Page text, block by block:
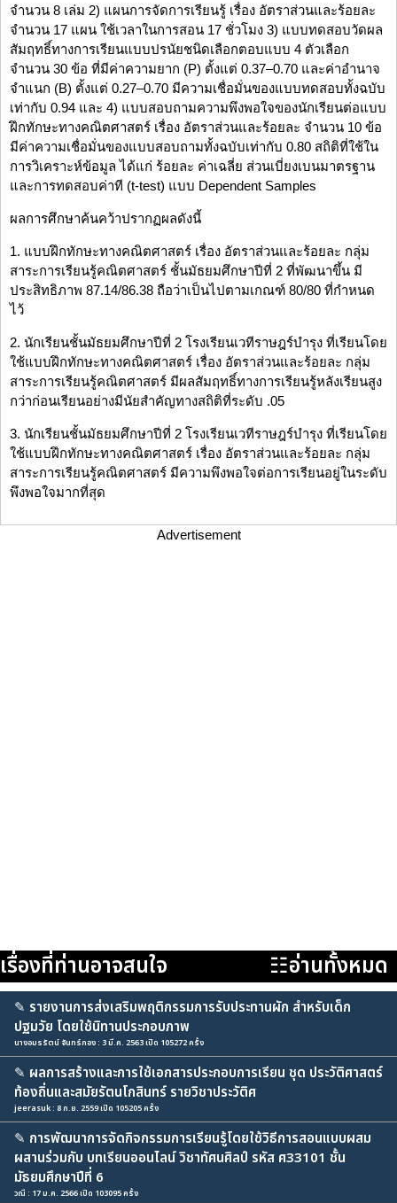
จำนวน 8 เล่ม 2) แผนการจัดการเรียนรู้ เรื่อง อัตราส่วนและร้อยละ
จำนวน 17 แผน ใช้เวลาในการสอน 17 ชั่วโมง 3) แบบทดสอบวัดผล
สัมฤทธิ์ทางการเรียนแบบปรนัยชนิดเลือกตอบแบบ 4 ตัวเลือก
จำนวน 30 ข้อ ที่มีค่าความยาก (P) ตั้งแต่ 0.37–0.70 และค่าอำนาจ
จำแนก (B) ตั้งแต่ 0.27–0.70 มีความเชื่อมั่นของแบบทดสอบทั้งฉบับ
เท่ากับ 0.94 และ 4) แบบสอบถามความพึงพอใจของนักเรียนต่อแบบ
ฝึกทักษะทางคณิตศาสตร์ เรื่อง อัตราส่วนและร้อยละ จำนวน 10 ข้อ
มีค่าความเชื่อมั่นของแบบสอบถามทั้งฉบับเท่ากับ 0.80 สถิติที่ใช้ใน
การวิเคราะห์ข้อมูล ได้แก่ ร้อยละ ค่าเฉลี่ย ส่วนเบี่ยงเบนมาตรฐาน
และการทดสอบค่าที (t-test) แบบ Dependent Samples
ผลการศึกษาค้นคว้าปรากฏผลดังนี้
1. แบบฝึกทักษะทางคณิตศาสตร์ เรื่อง อัตราส่วนและร้อยละ กลุ่ม
สาระการเรียนรู้คณิตศาสตร์ ชั้นมัธยมศึกษาปีที่ 2 ที่พัฒนาขึ้น มี
ประสิทธิภาพ 87.14/86.38 ถือว่าเป็นไปตามเกณฑ์ 80/80 ที่กำหนด
ไว้
2. นักเรียนชั้นมัธยมศึกษาปีที่ 2 โรงเรียนเวทีราษฎร์บำรุง ที่เรียนโดย
ใช้แบบฝึกทักษะทางคณิตศาสตร์ เรื่อง อัตราส่วนและร้อยละ กลุ่ม
สาระการเรียนรู้คณิตศาสตร์ มีผลสัมฤทธิ์ทางการเรียนรู้หลังเรียนสูง
กว่าก่อนเรียนอย่างมีนัยสำคัญทางสถิติที่ระดับ .05
3. นักเรียนชั้นมัธยมศึกษาปีที่ 2 โรงเรียนเวทีราษฎร์บำรุง ที่เรียนโดย
ใช้แบบฝึกทักษะทางคณิตศาสตร์ เรื่อง อัตราส่วนและร้อยละ กลุ่ม
สาระการเรียนรู้คณิตศาสตร์ มีความพึงพอใจต่อการเรียนอยู่ในระดับ
พึงพอใจมากที่สุด
Advertisement
เรื่องที่ท่านอาจสนใจ ☷อ่านทั้งหมด
✎ รายงานการส่งเสริมพฤติกรรมการรับประทานผัก สำหรับเด็ก
ปฐมวัย โดยใช้นิทานประกอบภาพ
นางอมรรัตน์ จันทร์กอง : 3 มี.ค. 2563 เปิด 105272 ครั้ง
✎ ผลการสร้างและการใช้เอกสารประกอบการเรียน ชุด ประวัติศาสตร์
ท้องถิ่นและสมัยรัตนโกสินทร์ รายวิชาประวัติศ
jeerasuk : 8 ก.ย. 2559 เปิด 105205 ครั้ง
✎ การพัฒนาการจัดกิจกรรมการเรียนรู้โดยใช้วิธีการสอนแบบผสม
ผสานร่วมกับ บทเรียนออนไลน์ วิชาทัศนศิลป์ รหัส ศ33101 ชั้น
มัธยมศึกษาปีที่ 6
วณี : 17 ม.ค. 2566 เปิด 103095 ครั้ง